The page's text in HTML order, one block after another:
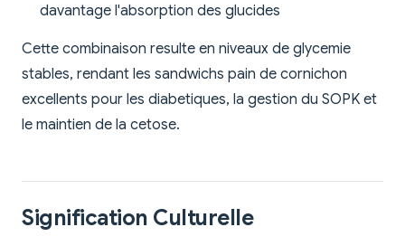
davantage l'absorption des glucides
Cette combinaison resulte en niveaux de glycemie
stables, rendant les sandwichs pain de cornichon
excellents pour les diabetiques, la gestion du SOPK et
le maintien de la cetose.
Signification Culturelle